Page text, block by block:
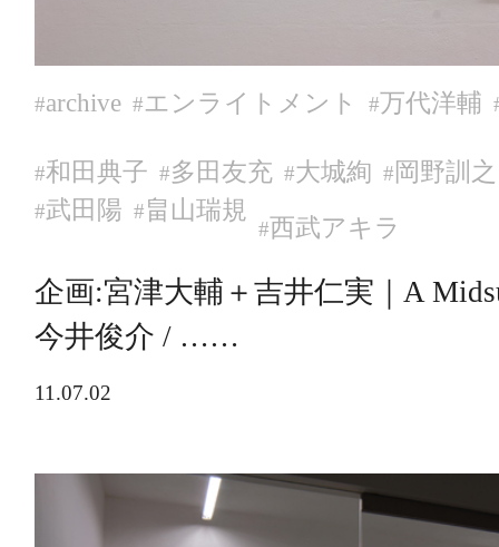
#archive #エンライトメント #万代洋輔
#和田典子 #多田友充 #大城絢 #岡野訓之
#武田陽 #畠山瑞規
#西武アキラ
企画:宮津大輔＋吉井仁実｜A
今井俊介 / ……
11.07.02